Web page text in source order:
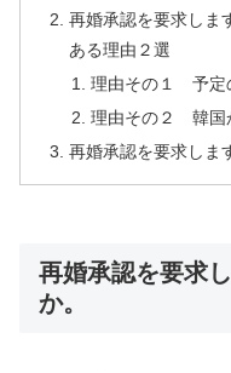
再婚承認を要求しま
ある理由２選
理由その１ 予定
理由その２ 韓国
再婚承認を要求しま
再婚承認を要求
か。